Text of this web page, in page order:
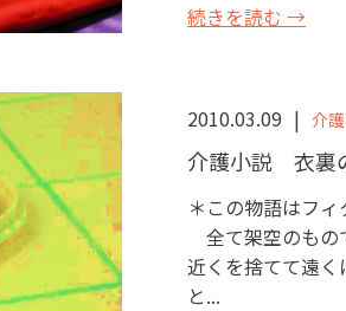
続きを読む →
2010.03.09 介
介護小説 衣裏
＊この物語はフ
全て架空のも
近くを捨てて遠
と...